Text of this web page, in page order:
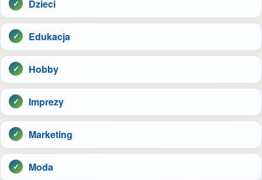
Dzieci
Edukacja
Hobby
Imprezy
Marketing
Moda